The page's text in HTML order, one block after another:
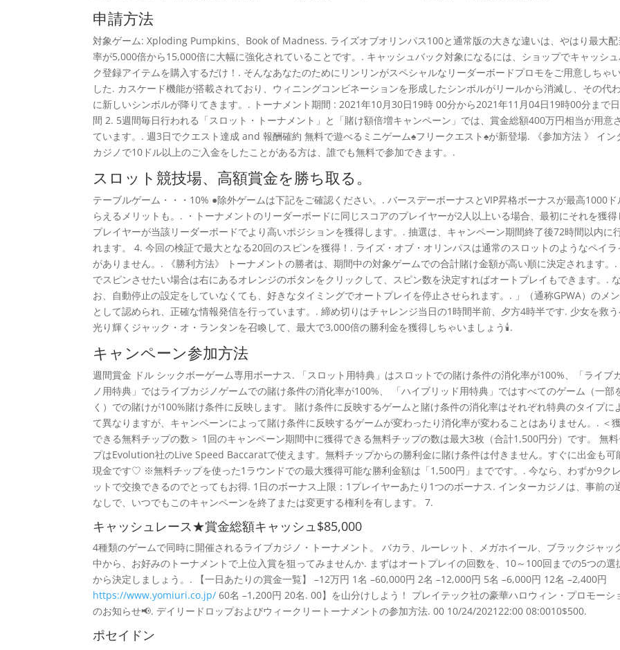
申請方法
対象ゲーム: Xploding Pumpkins、Book of Madness. ライズオブオリンパス100と通常版の大きな違いは、やはり最大配
率が5,000倍から15,000倍に大幅に強化されていることです。. キャッシュバック対象になるには、ショップでキャッシュ
ク登録アイテムを購入するだけ！. そんなあなたのためにリンリンがスペシャルなリーダーボードプロモをご用意しちゃ
した. カスケード機能が搭載されており、ウィニングコンビネーションを形成したシンボルがリールから消滅し、その代
に新しいシンボルが降りてきます。. トーナメント期間 : 2021年10月30日19時 00分から2021年11月04日19時00分まで
間 2. 5週間毎日行われる「スロット・トーナメント」と「賭け額倍増キャンペーン」では、賞金総額400万円相当が用意
ています。. 週3日でクエスト達成 and 報酬確約 無料で遊べるミニゲーム♠フリークエスト♠が新登場. 《参加方法 》 イン
カジノで10ドル以上のご入金をしたことがある方は、誰でも無料で参加できます。.
スロット競技場、高額賞金を勝ち取る。
テーブルゲーム・・・10% ●除外ゲームは下記をご確認ください。. バースデーボーナスとVIP昇格ボーナスが最高1000ド
らえるメリットも。. ・トーナメントのリーダーボードに同じスコアのプレイヤーが2人以上いる場合、最初にそれを獲得
プレイヤーが当該リーダーボードでより高いポジションを獲得します。. 抽選は、キャンペーン期間終了後72時間以内に
れます。 4. 今回の検証で最大となる20回のスピンを獲得！. ライズ・オブ・オリンパスは通常のスロットのようなペイラ
がありません。. 《勝利方法》 トーナメントの勝者は、期間中の対象ゲームでの合計賭け金額が高い順に決定されます。.
でスピンさせたい場合は右にあるオレンジのボタンをクリックして、スピン数を決定すればオートプレイもできます。. な
お、自動停止の設定をしていなくても、好きなタイミングでオートプレイを停止させられます。. 」（通称GPWA）のメ
として認められ、正確な情報発信を行っています。. 締め切りはチャレンジ当日の1時間半前、夕方4時半です. 少女を救う
光り輝くジャック・オ・ランタンを召喚して、最大で3,000倍の勝利金を獲得しちゃいましょう🕯.
キャンペーン参加方法
週間賞金 ドル シックボーゲーム専用ボーナス. 「スロット用特典」はスロットでの賭け条件の消化率が100%、「ライブ
ノ用特典」ではライブカジノゲームでの賭け条件の消化率が100%、 「ハイブリッド用特典」ではすべてのゲーム（一部
く）での賭けが100%賭け条件に反映します。 賭け条件に反映するゲームと賭け条件の消化率はそれぞれ特典のタイプに
て異なりますが、キャンペーンによって賭け条件に反映するゲームが変わったり消化率が変わることはありません。. ＜
できる無料チップの数＞ 1回のキャンペーン期間中に獲得できる無料チップの数は最大3枚（合計1,500円分）です。 無料
プはEvolution社のLive Speed Baccaratで使えます。無料チップからの勝利金に賭け条件は付きません。すぐに出金も可
現金です♡ ※無料チップを使った1ラウンドでの最大獲得可能な勝利金額は「1,500円」までです。. 今なら、わずか9ク
ットで交換できるのでとってもお得. 1日のボーナス上限：1プレイヤーあたり1つのボーナス. インターカジノは、事前の
なしで、いつでもこのキャンペーンを終了または変更する権利を有します。 7.
キャッシュレース★賞金総額キャッシュ$85,000
4種類のゲームで同時に開催されるライブカジノ・トーナメント。 バカラ、ルーレット、メガホイール、ブラックジャッ
中から、お好みのトーナメントで上位入賞を狙ってみませんか. まずはオートプレイの回数を、10～100回までの5つの選
から決定しましょう。. 【一日あたりの賞金一覧】 –12万円 1名 –60,000円 2名 –12,000円 5名 –6,000円 12名 –2,400円
https://www.yomiuri.co.jp/ 60名 –1,200円 20名. 00】を山分けしよう！ プレイテック社の豪華ハロウィン・プロモーシ
のお知らせ📢. デイリードロップおよびウィークリートーナメントの参加方法. 00 10/24/202122:00 08:0010$500.
ポセイドン